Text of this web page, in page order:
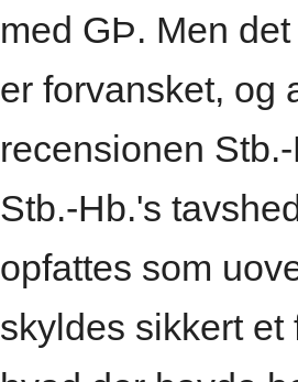
med GÞ. Men
er forvansket, og
recensionen
Stb.-Hb.'s
opfattes som
skyldes sikkert et